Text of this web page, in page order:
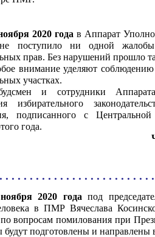
2020 года в Аппарат
поступило ни одной жалобы
прав. Без нарушений прошло
внимание уделяют
участках.
и сотрудники
избирательного
подписанного с
года.
. . . . . . . . . . . . . . . . . . . . . . .
2020 годапод
в ПМР Вячеслава
вопросам помилования при
будут подготовлены и